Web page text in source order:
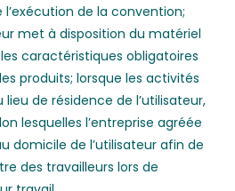
de la convention;
met à disposition du matériel
caractéristiques obligatoires
produits; lorsque les activités
lieu de résidence de l’utilisateur,
lesquelles l’entreprise agréée
domicile de l’utilisateur afin de
des travailleurs lors de